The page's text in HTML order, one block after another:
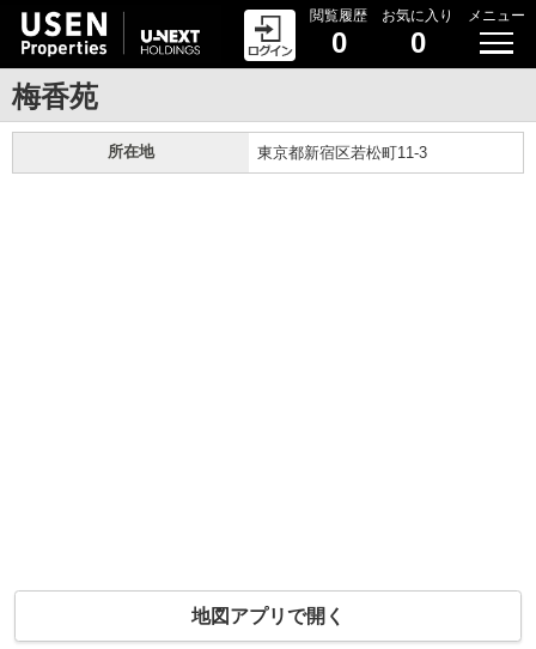
閲覧履歴
0
お気に入り
0
メニュー
梅香苑
所在地 東京都新宿区若松町11-3
地図アプリで開く